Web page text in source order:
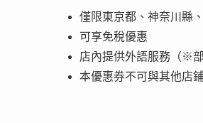
僅限東京都、神奈川縣
可享免稅優惠
店內提供外語服務（※部
本優惠券不可與其他店